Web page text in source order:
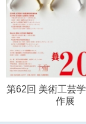
第62回 美術工芸
作展